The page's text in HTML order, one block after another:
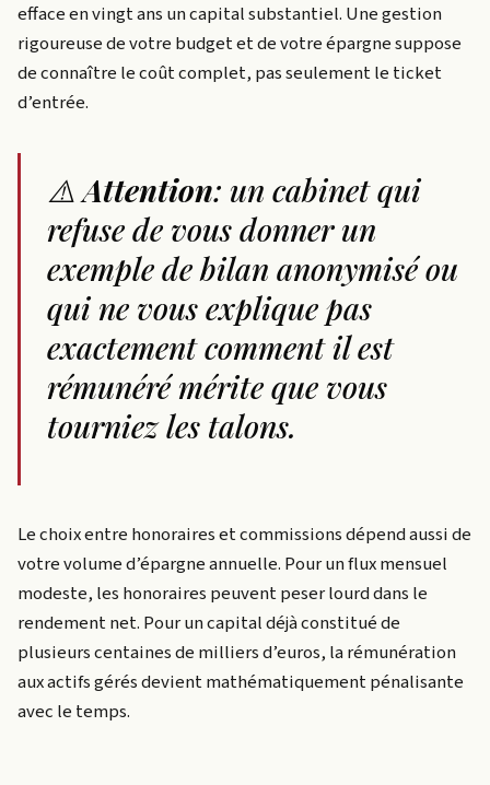
efface en vingt ans un capital substantiel. Une gestion
rigoureuse de votre budget et de votre épargne suppose
de connaître le coût complet, pas seulement le ticket
d’entrée.
⚠️Attention: un cabinet qui
refuse de vous donner un
exemple de bilan anonymisé ou
qui ne vous explique pas
exactement comment il est
rémunéré mérite que vous
tourniez les talons.
Le choix entre honoraires et commissions dépend aussi de
votre volume d’épargne annuelle. Pour un flux mensuel
modeste, les honoraires peuvent peser lourd dans le
rendement net. Pour un capital déjà constitué de
plusieurs centaines de milliers d’euros, la rémunération
aux actifs gérés devient mathématiquement pénalisante
avec le temps.